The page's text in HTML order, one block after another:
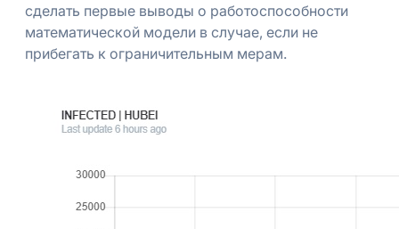
сделать первые выводы о работоспособности
математической модели в случае, если не
прибегать к ограничительным мерам.